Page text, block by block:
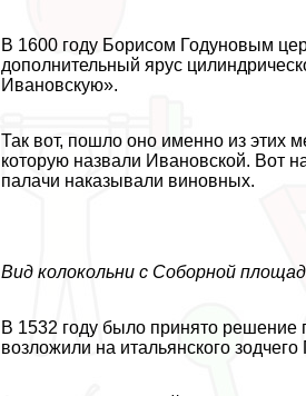
В 1600 году Борисом Годуновым
дополнительный ярус
Ивановскую».
Так вот, пошло оно именно из этих
которую назвали Ивановской. Вот
палачи наказывали виновных.
Вид колокольни с Соборной
В 1532 году было принято решение
возложили на итальянского